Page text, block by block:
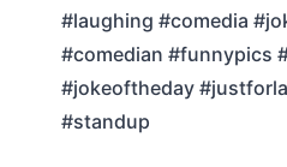
#laughing #comedia
#comedian #funnypics
#jokeoftheday
#standup